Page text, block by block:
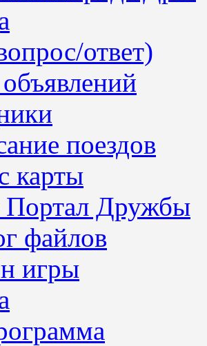
ответ)
поездов
карты
Портал Дружбы
файлов
игры